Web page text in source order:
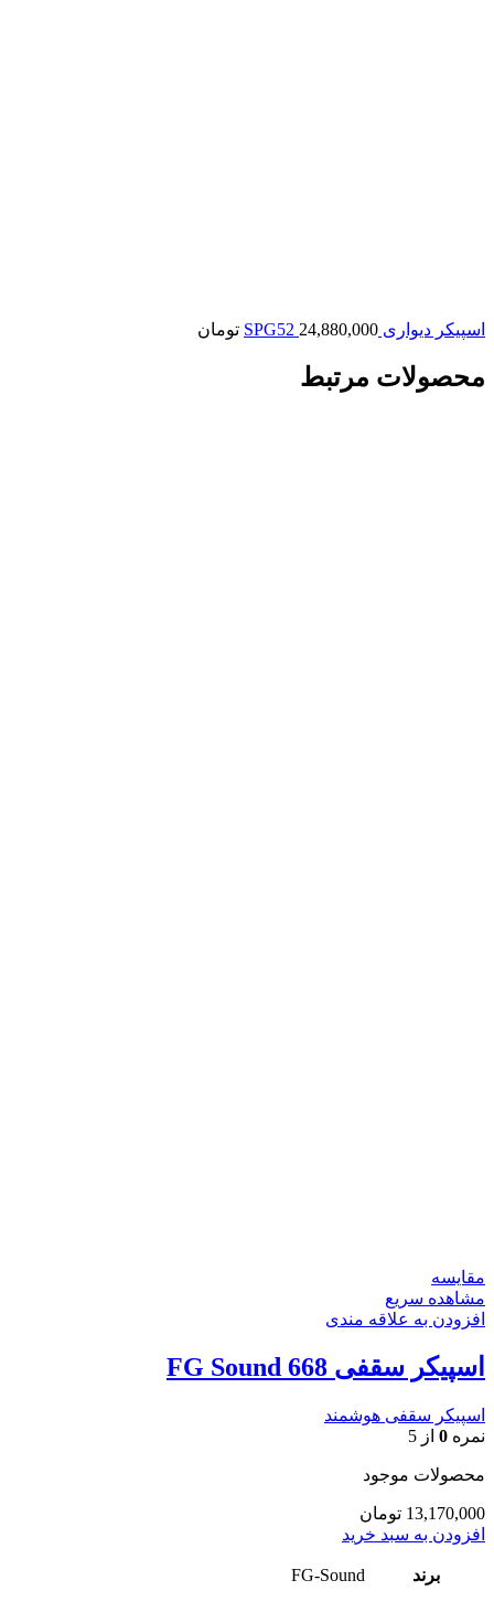
اسپیکر دیواری SPG52 24,880,000 تومان
محصولات مرتبط
مقایسه
مشاهده سریع
افزودن به علاقه مندی
اسپیکر سقفی FG Sound 668
اسپیکر سقفی هوشمند
نمره 0 از 5
محصولات موجود
13,170,000 تومان
افزودن به سبد خرید
برند FG-Sound